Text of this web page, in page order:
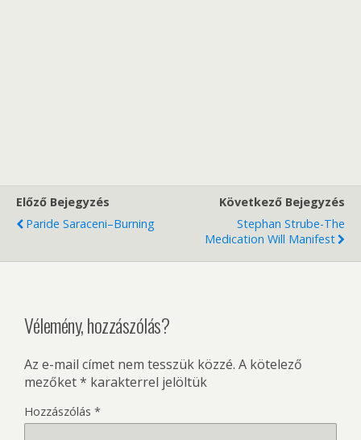
Előző Bejegyzés
Paride Saraceni–Burning
Következő Bejegyzés
Stephan Strube-The
Medication Will Manifest
Vélemény, hozzászólás?
Az e-mail címet nem tesszük közzé. A kötelező
mezőket* karakterrel jelöltük
Hozzászólás *